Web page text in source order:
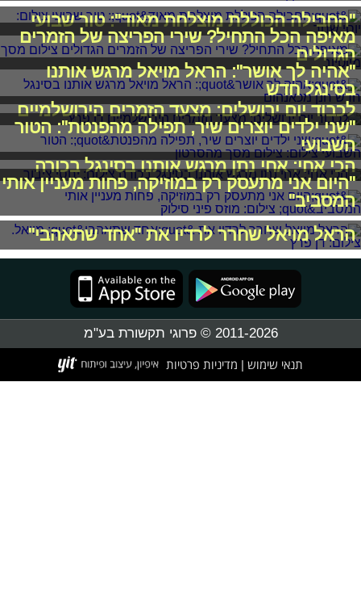
"החבילה הכוללת מוצלחת מאוד": טור שבועי
מאיפה הכל התחיל? שירי הפריצה של הזמרים
הגדולים
"אהיה לך אושר": הראל מויאל מרגש אותנו
בסינגל חדש
לכבוד יום ירושלים: מצעד הזמרים הירושלמיים
"שני ילדים יוצרים שיר, תפילה מהפנטת": הטור
השבועי
הכי אחי: אחי נתן מרגש אותנו בסינגל בכורה
"היום אני מתעסק רק במוזיקה, פחות מעניין אותי
המסביב"
הראל מויאל שחרר לרדיו את "אחד שתאהבי"
2011-2026 © פרוגי תקשורת בע"מ
תנאי שימוש | מדיניות פרטיות